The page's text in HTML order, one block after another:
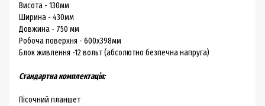
Висота - 130мм
Ширина - 430мм
Довжина - 750 мм
Робоча поверхня - 600х398мм
Блок живлення -12 вольт (абсолютно безпечна напруга)
Стандартна комплектація:
Пісочний планшет